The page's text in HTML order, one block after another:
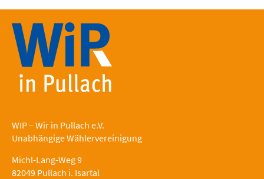
WIP – Wir in Pullach e.V.
Unabhängige Wählervereinigung
Michl-Lang-Weg 9
82049 Pullach i. Isartal